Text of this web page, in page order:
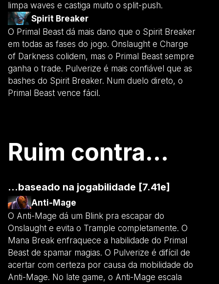
limpa waves e castiga muito o split-push.
Spirit Breaker
O Primal Beast dá mais dano que o Spirit Breaker
em todas as fases do jogo. Onslaught e Charge
of Darkness colidem, mas o Primal Beast sempre
ganha o trade. Pulverize é mais confiável que as
bashes do Spirit Breaker. Num duelo direto, o
Primal Beast vence fácil.
Ruim contra...
...baseado na jogabilidade [7.41e]
Anti-Mage
O Anti-Mage dá um Blink pra escapar do
Onslaught e evita o Trample completamente. O
Mana Break enfraquece a habilidade do Primal
Beast de spamar magias. O Pulverize é difícil de
acertar com certeza por causa da mobilidade do
Anti-Mage. No late game, o Anti-Mage escala